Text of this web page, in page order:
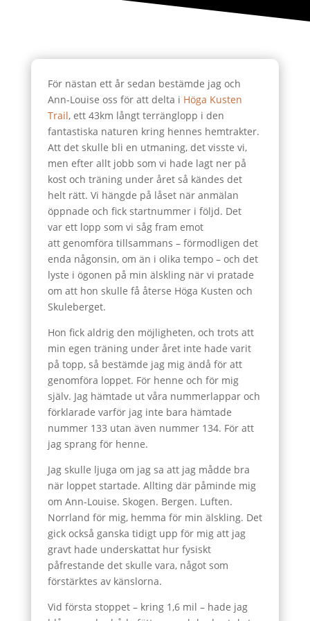
För nästan ett år sedan bestämde jag och
Ann-Louise oss för att delta i Höga Kusten
Trail, ett 43km långt terränglopp i den
fantastiska naturen kring hennes hemtrakter.
Att det skulle bli en utmaning, det visste vi,
men efter allt jobb som vi hade lagt ner på
kost och träning under året så kändes det
helt rätt. Vi hängde på låset när anmälan
öppnade och fick startnummer i följd. Det
var ett lopp som vi såg fram emot
att genomföra tillsammans – förmodligen det
enda någonsin, om än i olika tempo – och det
lyste i ögonen på min älskling när vi pratade
om att hon skulle få återse Höga Kusten och
Skuleberget.
Hon fick aldrig den möjligheten, och trots att
min egen träning under året inte hade varit
på topp, så bestämde jag mig ändå för att
genomföra loppet. För henne och för mig
själv. Jag hämtade ut våra nummerlappar och
förklarade varför jag inte bara hämtade
nummer 133 utan även nummer 134. För att
jag sprang för henne.
Jag skulle ljuga om jag sa att jag mådde bra
när loppet startade. Allting där påminde mig
om Ann-Louise. Skogen. Bergen. Luften.
Norrland för mig, hemma för min älskling. Det
gick också ganska tidigt upp för mig att jag
gravt hade underskattat hur fysiskt
påfrestande det skulle vara, något som
förstärktes av känslorna.
Vid första stoppet – kring 1,6 mil – hade jag